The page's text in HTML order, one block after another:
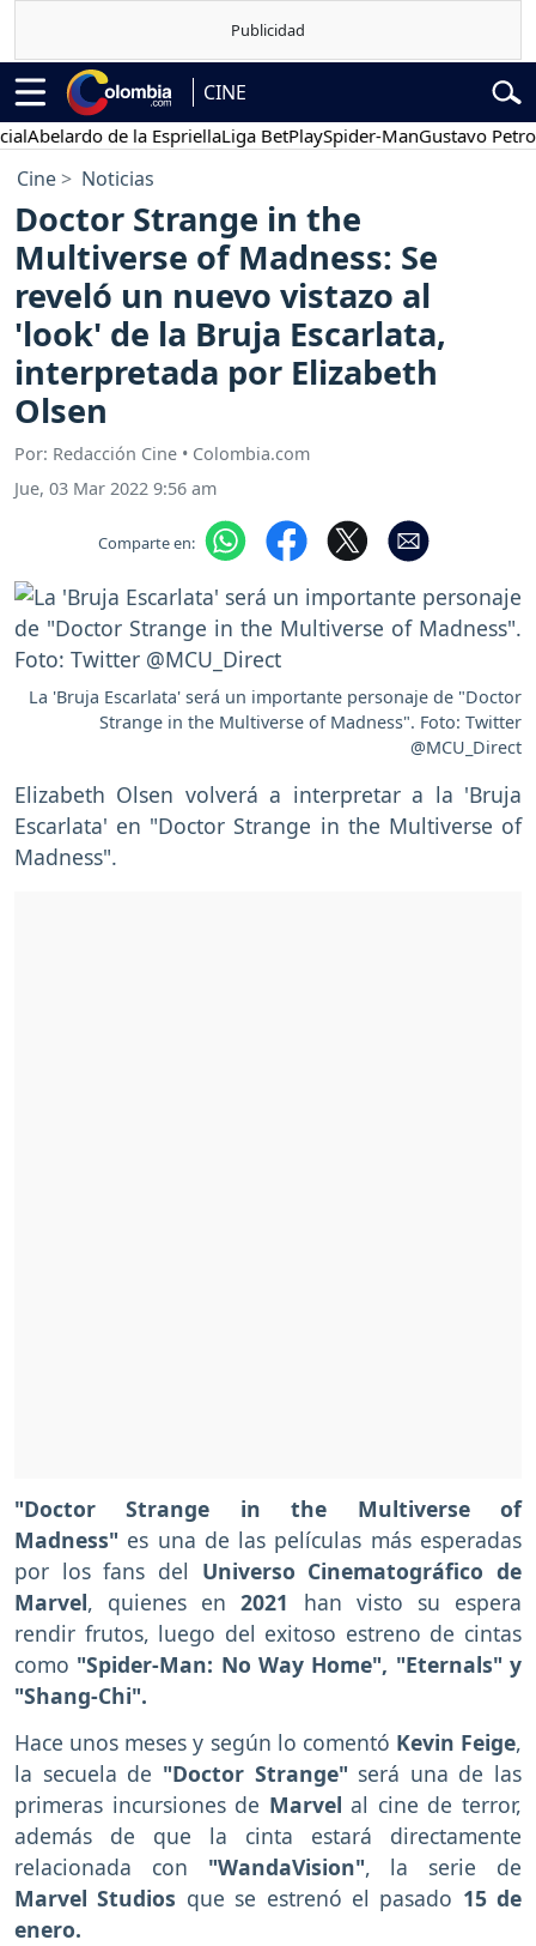
CINE
de la EspriellaLiga BetPlaySpider-ManGustavo Petro
Cine Noticias
Doctor Strange in the
Multiverse of Madness: Se
reveló un nuevo vistazo al
'look' de la Bruja Escarlata,
interpretada por Elizabeth
Olsen
Por: Redacción Cine • Colombia.com
Jue, 03 Mar 2022 9:56 am
Comparte en:
La 'Bruja Escarlata' será un importante personaje de "Doctor
Strange in the Multiverse of Madness". Foto: Twitter
@MCU_Direct
Elizabeth Olsen volverá a interpretar a la 'Bruja
Escarlata' en "Doctor Strange in the Multiverse of
Madness".
"Doctor Strange in the Multiverse of
Madness" es una de las películas más esperadas
por los fans del Universo Cinematográfico de
Marvel, quienes en2021 han visto su espera
rendir frutos, luego del exitoso estreno de cintas
como "Spider-Man: No Way Home", "Eternals" y
"Shang-Chi".
Hace unos meses y según lo comentó Kevin Feige,
la secuela de "Doctor Strange" será una de las
primeras incursiones de Marvel al cine de terror,
además de que la cinta estará directamente
relacionada con "WandaVision", la serie de
Marvel Studios que se estrenó el pasado 15 de
enero.